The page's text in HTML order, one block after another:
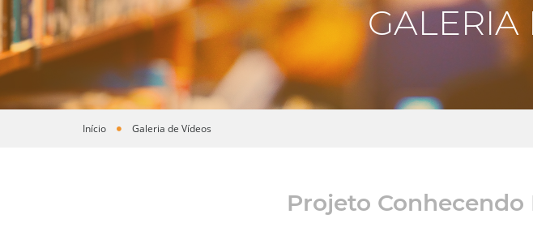
GALERIA
Você está aqui
Início Galeria de Vídeos
Projeto Conhecendo